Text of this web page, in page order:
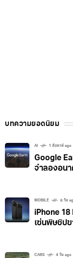
บทความยอดนิยม
AI 1 สัปดาห์ ago
Google
จำลองอน
MOBILE 6 วัน
iPhone 18
เซ่นพิษชิป
CARS 4 วัน ago